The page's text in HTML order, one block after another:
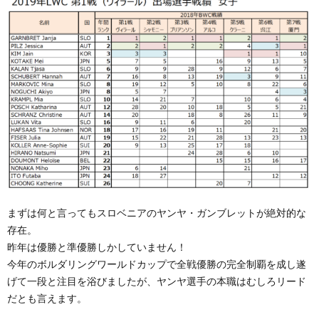
まずは何と言ってもスロベニアのヤンヤ・ガンブレットが絶対的な
存在。
昨年は優勝と準優勝しかしていません！
今年のボルダリングワールドカップで全戦優勝の完全制覇を成し遂
げて一段と注目を浴びましたが、ヤンヤ選手の本職はむしろリード
だとも言えます。